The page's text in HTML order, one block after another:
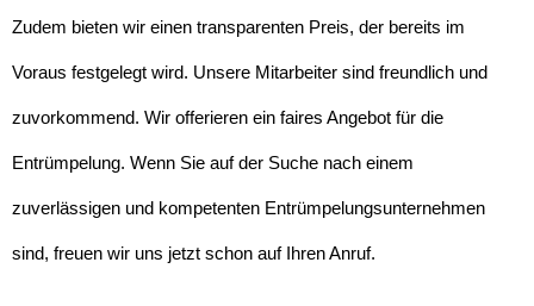
Zudem bieten wir einen transparenten Preis, der bereits im
Voraus festgelegt wird. Unsere Mitarbeiter sind freundlich und
zuvorkommend. Wir offerieren ein faires Angebot für die
Entrümpelung. Wenn Sie auf der Suche nach einem
zuverlässigen und kompetenten Entrümpelungsunternehmen
sind, freuen wir uns jetzt schon auf Ihren Anruf.